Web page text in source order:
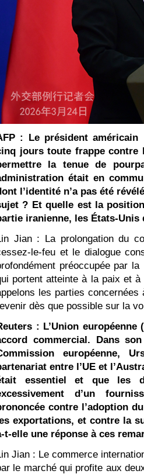
: Le président américain
jours toute frappe contre
la tenue de
était en
l’identité n’a pas été
? Et quelle est la
iranienne, les États-Unis
Jian : La prolongation du
le-feu et le dialogue
préoccupée par
portent atteinte à la paix et
les parties
dès que possible sur la
: L’Union
commercial. Dans
européenne,
entre l’UE et
essentiel et que les
d’un
contre l’adoption
exportations, et contre la
t-elle une réponse à ces
Jian : Le commerce
le marché qui profite aux